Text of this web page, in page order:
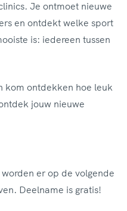
Je ontmoet nieuwe
en ontdekt welke sport
is: iedereen tussen
kom ontdekken hoe leuk
jouw nieuwe
er op de volgende
Deelname is gratis!